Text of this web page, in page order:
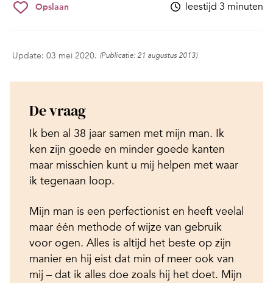
Opslaan leestijd 3 minuten
Update: 03 mei 2020. (Publicatie: 21 augustus 2013)
De vraag
Ik ben al 38 jaar samen met mijn man. Ik
ken zijn goede en minder goede kanten
maar misschien kunt u mij helpen met waar
ik tegenaan loop.
Mijn man is een perfectionist en heeft veelal
maar één methode of wijze van gebruik
voor ogen. Alles is altijd het beste op zijn
manier en hij eist dat min of meer ook van
mij – dat ik alles doe zoals hij het doet. Mijn